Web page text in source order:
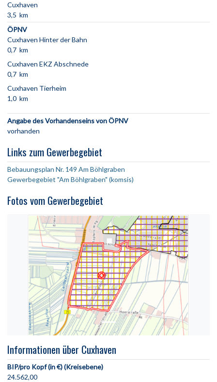
Cuxhaven
3,5 km
ÖPNV
Cuxhaven Hinter der Bahn
0,7 km
Cuxhaven EKZ Abschnede
0,7 km
Cuxhaven Tierheim
1,0 km
Angabe des Vorhandenseins von ÖPNV
vorhanden
Links zum Gewerbegebiet
Bebauungsplan Nr. 149 Am Böhlgraben
Gewerbegebiet "Am Böhlgraben" (komsis)
Fotos vom Gewerbegebiet
Informationen über Cuxhaven
BIP/pro Kopf (in €) (Kreisebene)
24.562,00